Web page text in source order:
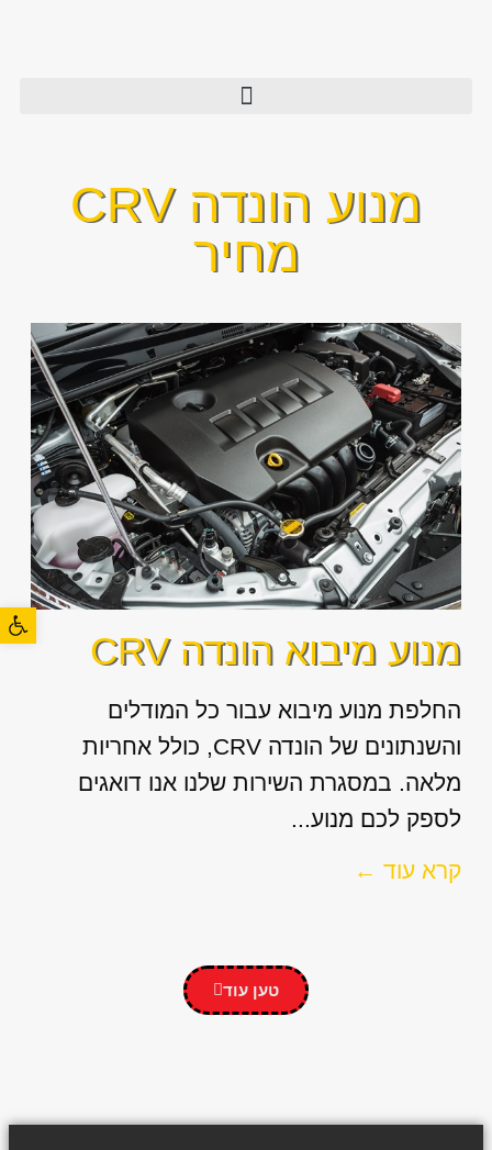
מנוע הונדה CRV
מחיר
מנוע מיבוא הונדה CRV
החלפת מנוע מיבוא עבור כל המודלים
והשנתונים של הונדה CRV, כולל אחריות
מלאה. במסגרת השירות שלנו אנו דואגים
לספק לכם מנוע...
קרא עוד ←
טען עוד
פתח